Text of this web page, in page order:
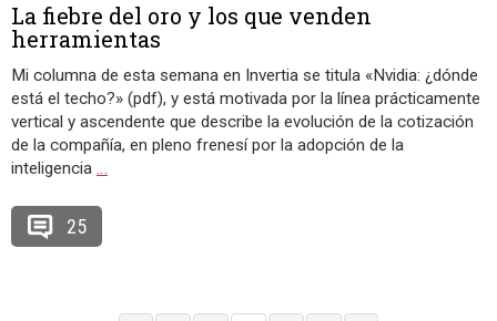
La fiebre del oro y los que venden
herramientas
Mi columna de esta semana en Invertia se titula «Nvidia: ¿dónde
está el techo?» (pdf), y está motivada por la línea prácticamente
vertical y ascendente que describe la evolución de la cotización
de la compañía, en pleno frenesí por la adopción de la
inteligencia …
25